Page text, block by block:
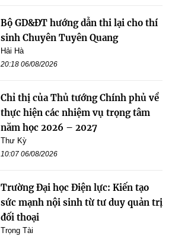
Bộ GD&ĐT hướng dẫn thi lại cho thí
sinh Chuyên Tuyên Quang
Hải Hà
20:18 06/08/2026
Chỉ thị của Thủ tướng Chính phủ về
thực hiện các nhiệm vụ trọng tâm
năm học 2026 – 2027
Thư Kỳ
10:07 06/08/2026
Trường Đại học Điện lực: Kiến tạo
sức mạnh nội sinh từ tư duy quản trị
đối thoại
Trọng Tài